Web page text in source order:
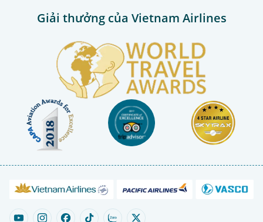
Giải thưởng của Vietnam Airlines